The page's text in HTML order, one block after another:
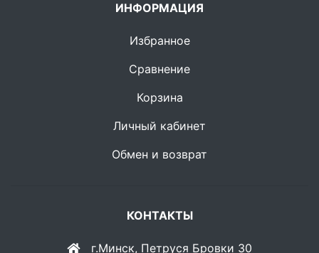
ИНФОРМАЦИЯ
Избранное
Сравнение
Корзина
Личный кабинет
Обмен и возврат
КОНТАКТЫ
г.Минск, Петруся Бровки 30